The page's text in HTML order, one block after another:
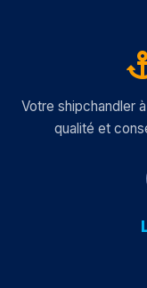
Votre shipchandler
qualité et